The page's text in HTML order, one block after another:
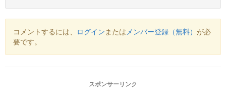
コメントするには、 ログインまたはメンバー登録（無料） が必
要です。
スポンサーリンク